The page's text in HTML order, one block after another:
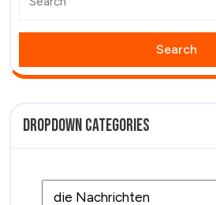
for:
Dropdown Categories